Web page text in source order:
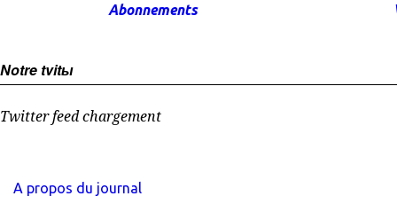
Abonnements
Notre tvitы
Twitter feed chargement
A propos du journal